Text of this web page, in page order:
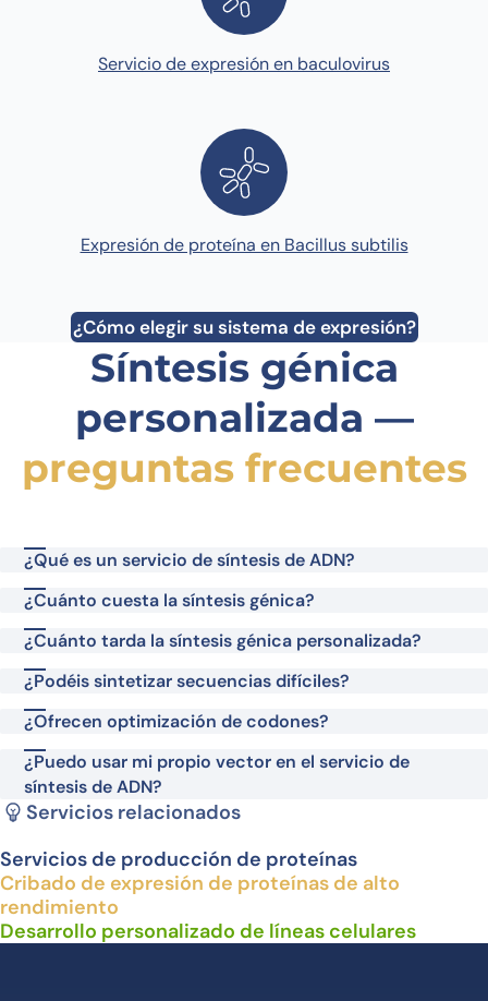
Servicio de expresión en baculovirus
Expresión de proteína en Bacillus subtilis
¿Cómo elegir su sistema de expresión?
Síntesis génica
personalizada —
preguntas frecuentes
¿Qué es un servicio de síntesis de ADN?
¿Cuánto cuesta la síntesis génica?
¿Cuánto tarda la síntesis génica personalizada?
¿Podéis sintetizar secuencias difíciles?
¿Ofrecen optimización de codones?
¿Puedo usar mi propio vector en el servicio de
síntesis de ADN?
Servicios relacionados
Servicios de producción de proteínas
Cribado de expresión de proteínas de alto
rendimiento
Desarrollo personalizado de líneas celulares